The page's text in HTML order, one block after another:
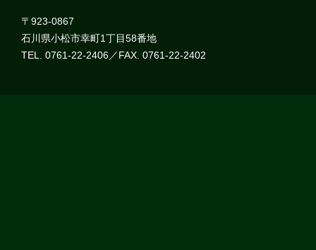
〒923-0867
石川県小松市幸町1丁目58番地
TEL. 0761-22-2406／FAX. 0761-22-2402